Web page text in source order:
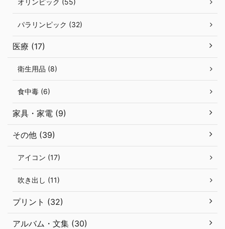
オリンピック (55)
パラリンピック (32)
医療 (17)
衛生用品 (8)
食中毒 (6)
家具・家電 (9)
その他 (39)
アイコン (17)
吹き出し (11)
プリント (32)
アルバム・文集 (30)